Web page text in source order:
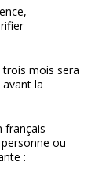
mois sera
la
français
ou
: